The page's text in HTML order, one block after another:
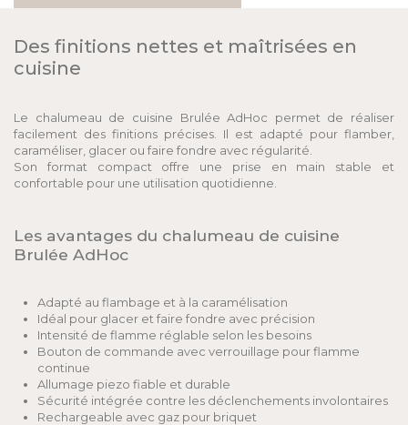
Des finitions nettes et maîtrisées en
cuisine
Le chalumeau de cuisine Brulée AdHoc permet de réaliser
facilement des finitions précises. Il est adapté pour flamber,
caraméliser, glacer ou faire fondre avec régularité.
Son format compact offre une prise en main stable et
confortable pour une utilisation quotidienne.
Les avantages du chalumeau de cuisine
Brulée AdHoc
Adapté au flambage et à la caramélisation
Idéal pour glacer et faire fondre avec précision
Intensité de flamme réglable selon les besoins
Bouton de commande avec verrouillage pour flamme
continue
Allumage piezo fiable et durable
Sécurité intégrée contre les déclenchements involontaires
Rechargeable avec gaz pour briquet